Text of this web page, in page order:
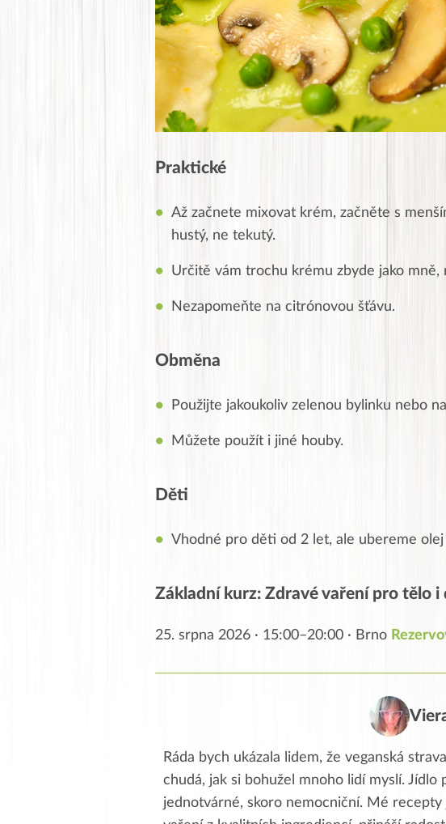
Praktické
Až začnete mixovat krém, začněte s
hustý, ne tekutý.
Určitě vám trochu krému zbyde jako
Nezapomeňte na citrónovou šťávu.
Obměna
Použijte jakoukoliv zelenou bylinku nebo
Můžete použít i jiné houby.
Děti
Vhodné pro děti od 2 let, ale ubereme olej
Základní kurz: Zdravé vaření pro tělo i
25. srpna 2026 · 15:00–20:00 · Brno
Ráda bych ukázala lidem, že veganská
chudá, jak si bohužel mnoho lidí myslí. Jídlo
jednotvárné, skoro nemocniční. Mé